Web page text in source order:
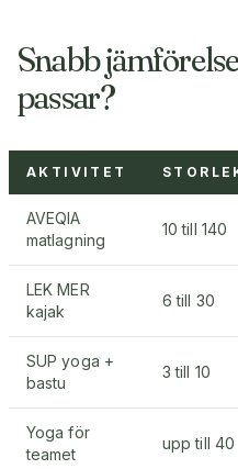
Snabb
passar?
AKTIVITET
AVEQIA
matlagning
10 till 140
LEK MER
kajak
6 till 30
SUP yoga +
bastu
3 till 10
Yoga för
teamet
upp till 40